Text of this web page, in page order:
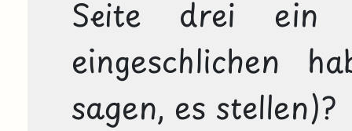
Seite drei ein
eingeschlichen
sagen, es stellen)?